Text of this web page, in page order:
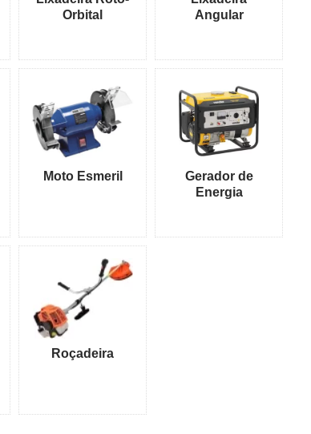
Orbital
Angular
Moto Esmeril
Gerador de
Energia
Roçadeira